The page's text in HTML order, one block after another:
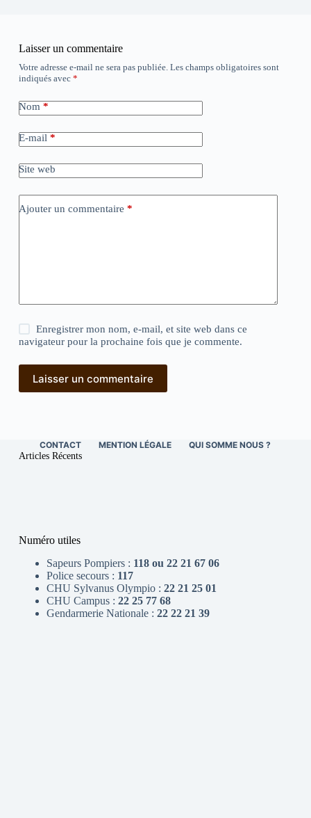
Laisser un commentaire
Votre adresse e-mail ne sera pas publiée. Les champs obligatoires sont
indiqués avec *
Nom *
E-mail *
Site web
Ajouter un commentaire *
Enregistrer mon nom, e-mail, et site web dans ce
navigateur pour la prochaine fois que je commente.
Laisser un commentaire
CONTACT MENTION LÉGALE QUI SOMME NOUS ?
Articles Récents
Numéro utiles
Sapeurs Pompiers : 118 ou 22 21 67 06
Police secours : 117
CHU Sylvanus Olympio : 22 21 25 01
CHU Campus : 22 25 77 68
Gendarmerie Nationale : 22 22 21 39